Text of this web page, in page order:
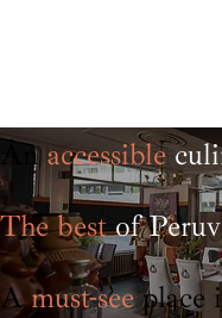
Anaccessible
The best of
Amust-seeplace